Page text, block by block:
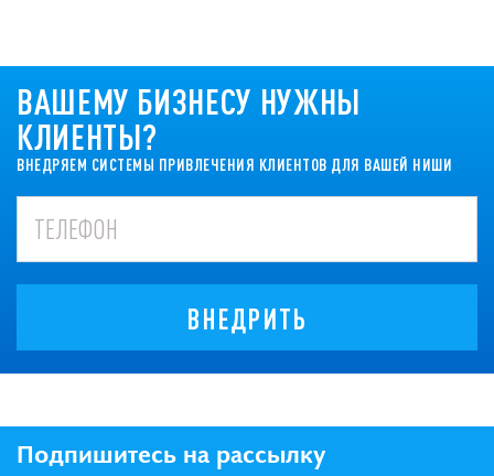
ВАШЕМУ БИЗНЕСУ НУЖНЫ
КЛИЕНТЫ?
ВНЕДРЯЕМ СИСТЕМЫ ПРИВЛЕЧЕНИЯ КЛИЕНТОВ ДЛЯ ВАШЕЙ НИШИ
ВНЕДРИТЬ
Подпишитесь на рассылку